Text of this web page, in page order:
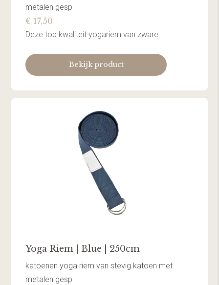
metalen gesp
€ 17,50
Deze top kwaliteit yogariem van zware...
Bekijk product
Yoga Riem | Blue | 250cm
katoenen yoga riem van stevig katoen met
metalen gesp